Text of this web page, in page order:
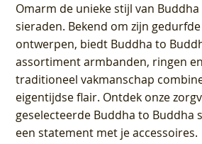
Omarm de unieke stijl van
sieraden. Bekend om zijn
ontwerpen, biedt Buddha to
assortiment armbanden, ringen
traditioneel vakmanschap
eigentijdse flair. Ontdek onze
geselecteerde Buddha to Buddha
een statement met je accessoires.